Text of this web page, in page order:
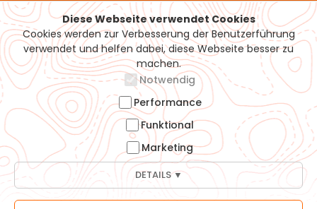
Versand & Zahlung
Diese Webseite verwendet Cookies
Cookies werden zur Verbesserung der Benutzerführung
verwendet und helfen dabei, diese Webseite besser zu
machen.
Notwendig
Performance
Funktional
Marketing
DETAILS ▼